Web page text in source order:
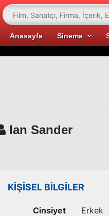
Anasayfa Sinema
Ian Sander
KİŞİSEL BİLGİLER
Cinsiyet
Erkek